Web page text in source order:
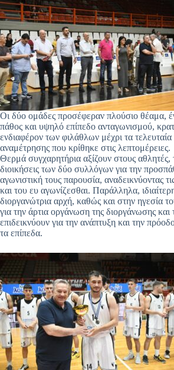
Οι δύο ομάδες προσέφεραν πλούσιο θέαμα,
πάθος και υψηλό επίπεδο ανταγωνισμού,
ενδιαφέρον των φιλάθλων μέχρι τα
αναμέτρησης που κρίθηκε στις λεπτομέρειες.
Θερμά συγχαρητήρια αξίζουν στους αθλητές,
διοικήσεις των δύο συλλόγων για την
αγωνιστική τους παρουσία, αναδεικνύοντας
και του ευ αγωνίζεσθαι. Παράλληλα,
διοργανώτρια αρχή, καθώς και στην ηγεσία
για την άρτια οργάνωση της διοργάνωσης
επιδεικνύουν για την ανάπτυξη και την
τα επίπεδα.